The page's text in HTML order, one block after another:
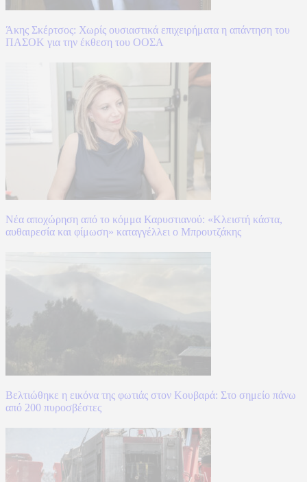
Άκης Σκέρτσος: Χωρίς ουσιαστικά επιχειρήματα η απάντηση του
ΠΑΣΟΚ για την έκθεση του ΟΟΣΑ
Νέα αποχώρηση από το κόμμα Καρυστιανού: «Κλειστή κάστα,
αυθαιρεσία και φίμωση» καταγγέλλει ο Μπρουτζάκης
Βελτιώθηκε η εικόνα της φωτιάς στον Κουβαρά: Στο σημείο πάνω
από 200 πυροσβέστες